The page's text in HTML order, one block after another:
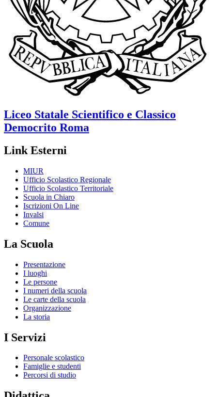
Liceo Statale Scientifico e Classico
Democrito Roma
Link Esterni
MIUR
Ufficio Scolastico Regionale
Ufficio Scolastico Territoriale
Scuola in Chiaro
Iscrizioni On Line
Invalsi
Comune
La Scuola
Presentazione
I luoghi
Le persone
I numeri della scuola
Le carte della scuola
Organizzazione
La storia
I Servizi
Personale scolastico
Famiglie e studenti
Percorsi di studio